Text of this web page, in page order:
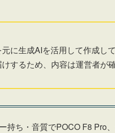
に生成AIを活用して作成して
するため、内容は運営者が
持ち・音質でPOCO F8 Pro